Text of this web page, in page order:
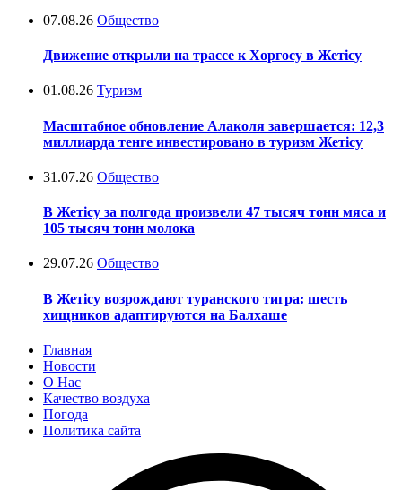
07.08.26 Общество
Движение открыли на трассе к Хоргосу в Жетісу
01.08.26 Туризм
Масштабное обновление Алаколя завершается: 12,3
миллиарда тенге инвестировано в туризм Жетісу
31.07.26 Общество
В Жетісу за полгода произвели 47 тысяч тонн мяса и
105 тысяч тонн молока
29.07.26 Общество
В Жетісу возрождают туранского тигра: шесть
хищников адаптируются на Балхаше
Главная
Новости
О Нас
Качество воздуха
Погода
Политика сайта